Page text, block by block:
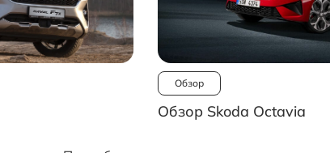
Обзор
Обзор Skoda Octavia